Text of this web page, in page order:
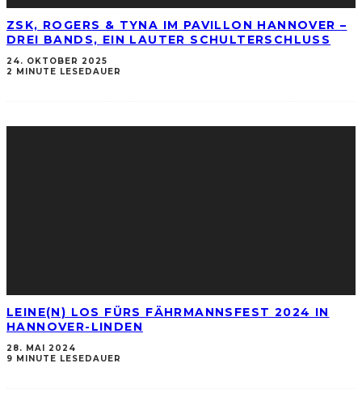
ZSK, ROGERS & TYNA IM PAVILLON HANNOVER –
DREI BANDS, EIN LAUTER SCHULTERSCHLUSS
24. OKTOBER 2025
2 MINUTE LESEDAUER
LEINE(N) LOS FÜRS FÄHRMANNSFEST 2024 IN
HANNOVER-LINDEN
28. MAI 2024
9 MINUTE LESEDAUER